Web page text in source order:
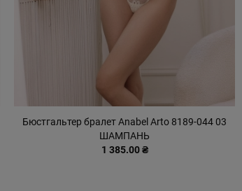
Бюстгальтер бралет Anabel Arto 8189-044 03
ШАМПАНЬ
1 385.00 ₴